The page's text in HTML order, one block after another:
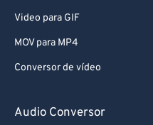
Video para GIF
MOV para MP4
Conversor de vídeo
Audio Conversor